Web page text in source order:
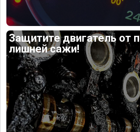
Защитите двигатель от
лишней сажи!